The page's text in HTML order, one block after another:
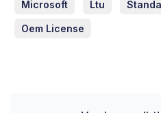
Microsoft Ltu
Oem License